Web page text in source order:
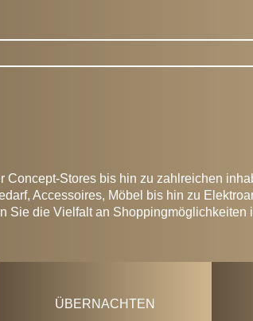
Concept-Stores bis hin zu zahlreichen
Accessoires, Möbel bis hin zu
Sie die Vielfalt an Shoppingmöglichkeiten
ÜBERNACHTEN